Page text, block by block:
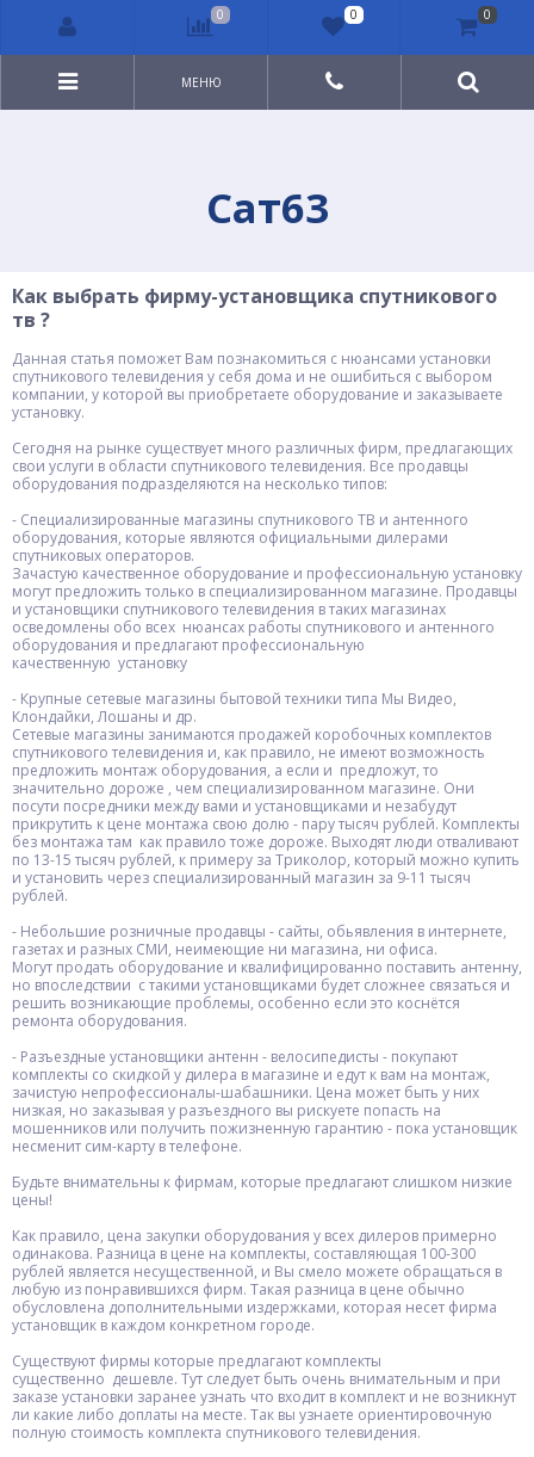
Сат63
МЕНЮ
Как выбрать фирму-установщика спутникового
тв ?
Данная статья поможет Вам познакомиться с нюансами установки
спутникового телевидения у себя дома и не ошибиться с выбором
компании, у которой вы приобретаете оборудование и заказываете
установку.
Сегодня на рынке существует много различных фирм, предлагающих
свои услуги в области спутникового телевидения. Все продавцы
оборудования подразделяются на несколько типов:
- Специализированные магазины спутникового ТВ и антенного
оборудования, которые являются официальными дилерами
спутниковых операторов.
Зачастую качественное оборудование и профессиональную установку
могут предложить только в специализированном магазине. Продавцы
и установщики спутникового телевидения в таких магазинах
осведомлены обо всех нюансах работы спутникового и антенного
оборудования и предлагают профессиональную
качественную установку
- Крупные сетевые магазины бытовой техники типа Мы Видео,
Клондайки, Лошаны и др.
Сетевые магазины занимаются продажей коробочных комплектов
спутникового телевидения и, как правило, не имеют возможность
предложить монтаж оборудования, а если и предложут, то
значительно дороже , чем специализированном магазине. Они
посути посредники между вами и установщиками и незабудут
прикрутить к цене монтажа свою долю - пару тысяч рублей. Комплекты
без монтажа там как правило тоже дороже. Выходят люди отваливают
по 13-15 тысяч рублей, к примеру за Триколор, который можно купить
и установить через специализированный магазин за 9-11 тысяч
рублей.
- Небольшие розничные продавцы - сайты, обьявления в интернете,
газетах и разных СМИ, неимеющие ни магазина, ни офиса.
Могут продать оборудование и квалифицированно поставить антенну,
но впоследствии с такими установщиками будет сложнее связаться и
решить возникающие проблемы, особенно если это коснётся
ремонта оборудования.
- Разъездные установщики антенн - велосипедисты - покупают
комплекты со скидкой у дилера в магазине и едут к вам на монтаж,
зачистую непрофессионалы-шабашники. Цена может быть у них
низкая, но заказывая у разъездного вы рискуете попасть на
мошенников или получить пожизненную гарантию - пока установщик
несменит сим-карту в телефоне.
Будьте внимательны к фирмам, которые предлагают слишком низкие
цены!
Как правило, цена закупки оборудования у всех дилеров примерно
одинакова. Разница в цене на комплекты, составляющая 100-300
рублей является несущественной, и Вы смело можете обращаться в
любую из понравившихся фирм. Такая разница в цене обычно
обусловлена дополнительными издержками, которая несет фирма
установщик в каждом конкретном городе.
Существуют фирмы которые предлагают комплекты
существенно дешевле. Тут следует быть очень внимательным и при
заказе установки заранее узнать что входит в комплект и не возникнут
ли какие либо доплаты на месте. Так вы узнаете ориентировочную
полную стоимость комплекта спутникового телевидения.
0 0 0